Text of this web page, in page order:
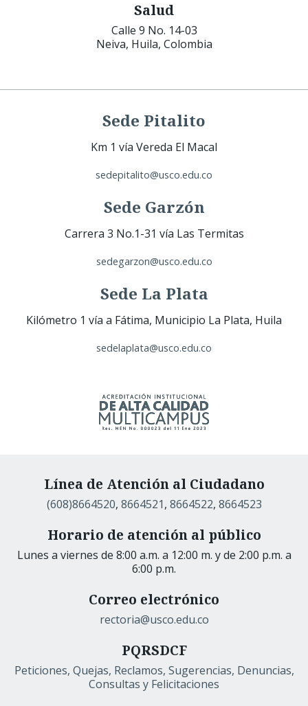
Salud
Calle 9 No. 14-03
Neiva, Huila, Colombia
Sede Pitalito
Km 1 vía Vereda El Macal
sedepitalito@usco.edu.co
Sede Garzón
Carrera 3 No.1-31 vía Las Termitas
sedegarzon@usco.edu.co
Sede La Plata
Kilómetro 1 vía a Fátima, Municipio La Plata, Huila
sedelaplata@usco.edu.co
Línea de Atención al Ciudadano
(608)8664520, 8664521, 8664522, 8664523
Horario de atención al público
Lunes a viernes de 8:00 a.m. a 12:00 m. y de 2:00 p.m. a
6:00 p.m.
Correo electrónico
rectoria@usco.edu.co
PQRSDCF
Peticiones, Quejas, Reclamos, Sugerencias, Denuncias,
Consultas y Felicitaciones